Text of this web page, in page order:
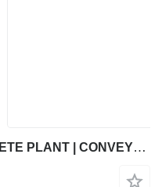
FABO COMPACT-110 CONCRETE PLANT | CONVEYOR TYPE